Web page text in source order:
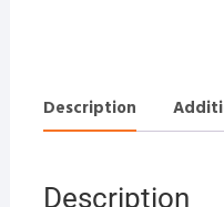
Description
Description